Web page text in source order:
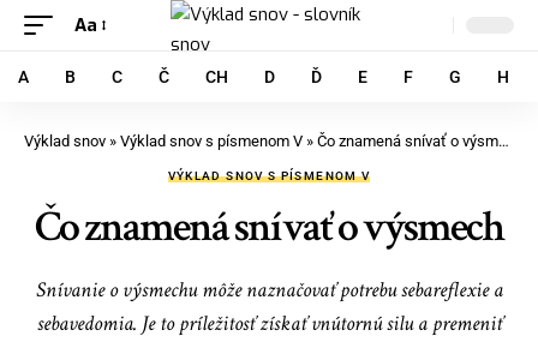
Aa
A B C Č CH D Ď E F G H
Výklad snov » Výklad snov s písmenom V » Čo znamená snívať o výsmech
VÝKLAD SNOV S PÍSMENOM V
Čo znamená snívať o výsmech
Snívanie o výsmechu môže naznačovať potrebu sebareflexie a
sebavedomia. Je to príležitosť získať vnútornú silu a premeniť